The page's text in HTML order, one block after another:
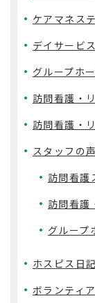
ケアマネス
デイサービ
グループホ
訪問看護・
訪問看護・
スタッフの声
訪問看護
訪問看護
グループ
ホスピス日記
ボランティア